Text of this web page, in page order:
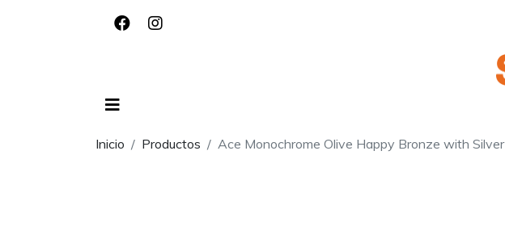
Inicio Productos Ace Monochrome Olive Happy Bronze with